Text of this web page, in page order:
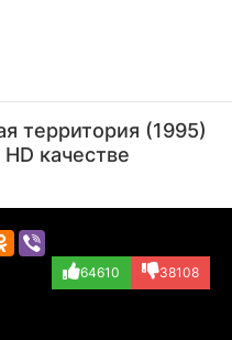
(Casey Ryback)
территория (1995)
качестве
64610 38108